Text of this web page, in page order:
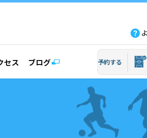
セス ブログ 予約する